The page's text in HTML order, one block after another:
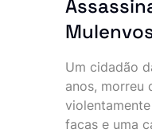
após
pedras,
junto a
Um cidadão
anos, morreu
facas e uma